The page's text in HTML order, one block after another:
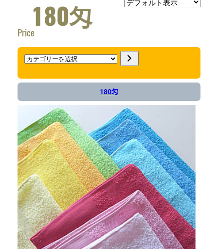
180匁
Price
カ
リ
を
選
択
180匁